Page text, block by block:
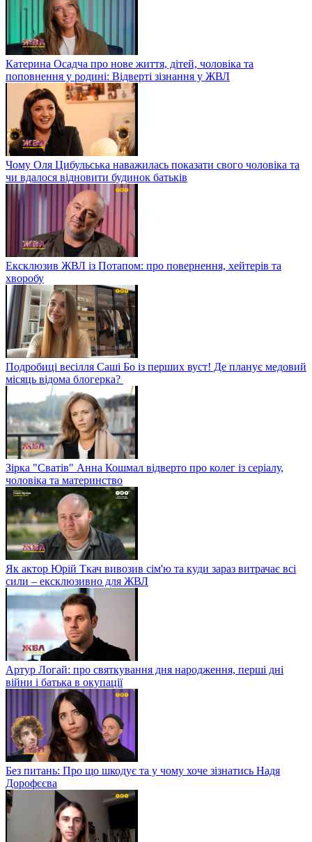
Катерина Осадча про нове життя, дітей, чоловіка та
поповнення у родині: Відверті зізнання у ЖВЛ
Чому Оля Цибульська наважилась показати свого чоловіка та
чи вдалося відновити будинок батьків
Ексклюзив ЖВЛ із Потапом: про повернення, хейтерів та
хворобу
Подробиці весілля Саші Бо із перших вуст! Де планує медовий
місяць відома блогерка?
Зірка "Сватів" Анна Кошмал відверто про колег із серіалу,
чоловіка та материнство
Як актор Юрій Ткач вивозив сім'ю та куди зараз витрачає всі
сили – ексклюзивно для ЖВЛ
Артур Логай: про святкування дня народження, перші дні
війни і батька в окупації
Без питань: Про що шкодує та у чому хоче зізнатись Надя
Дорофєєва